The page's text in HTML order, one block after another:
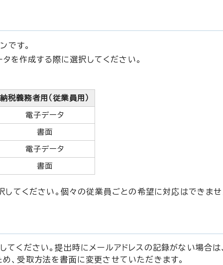
です。
を作成する際に選択してください。
納税義務者用（従業員用）
電子データ
書面
電子データ
書面
てください。個々の従業員ごとの希望に対応はできませ
てください。提出時にメールアドレスの記録がない場合は
、受取方法を書面に変更させていただきます。